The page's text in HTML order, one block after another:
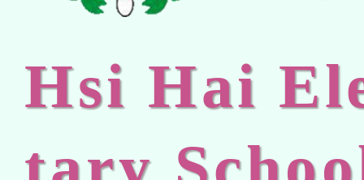
Hsi Hai